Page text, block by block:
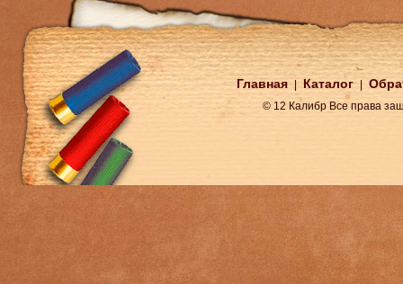
Главная Каталог
© 12 Калибр Все права